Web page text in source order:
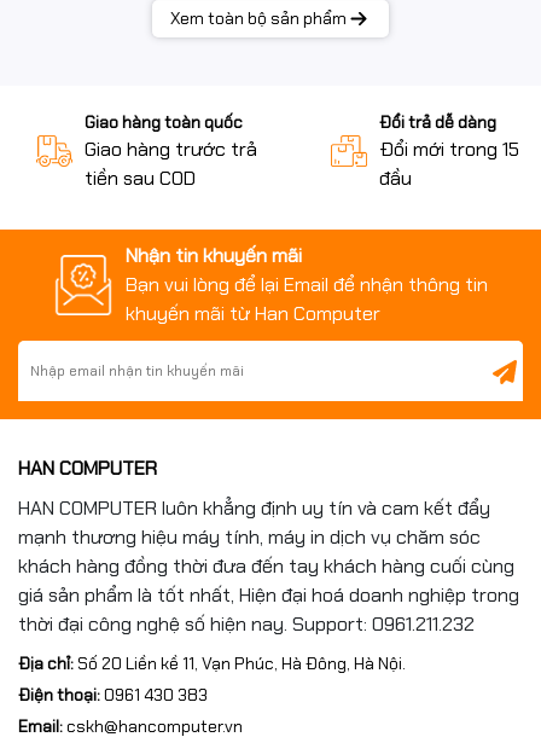
Xem toàn bộ sản phẩm
Giao hàng toàn quốc
Giao hàng trước trả
tiền sau COD
Đổi trả dễ dàng
Đổi mới trong 15
đầu
Nhận tin khuyến mãi
Bạn vui lòng để lại Email để nhận thông tin
khuyến mãi từ Han Computer
HAN COMPUTER
HAN COMPUTER luôn khẳng định uy tín và cam kết đẩy
mạnh thương hiệu máy tính, máy in dịch vụ chăm sóc
khách hàng đồng thời đưa đến tay khách hàng cuối cùng
giá sản phẩm là tốt nhất, Hiện đại hoá doanh nghiệp trong
thời đại công nghệ số hiện nay. Support: 0961.211.232
Địa chỉ:Số 20 Liền kề 11, Vạn Phúc, Hà Đông, Hà Nội.
Điện thoại:0961 430 383
Email:cskh@hancomputer.vn